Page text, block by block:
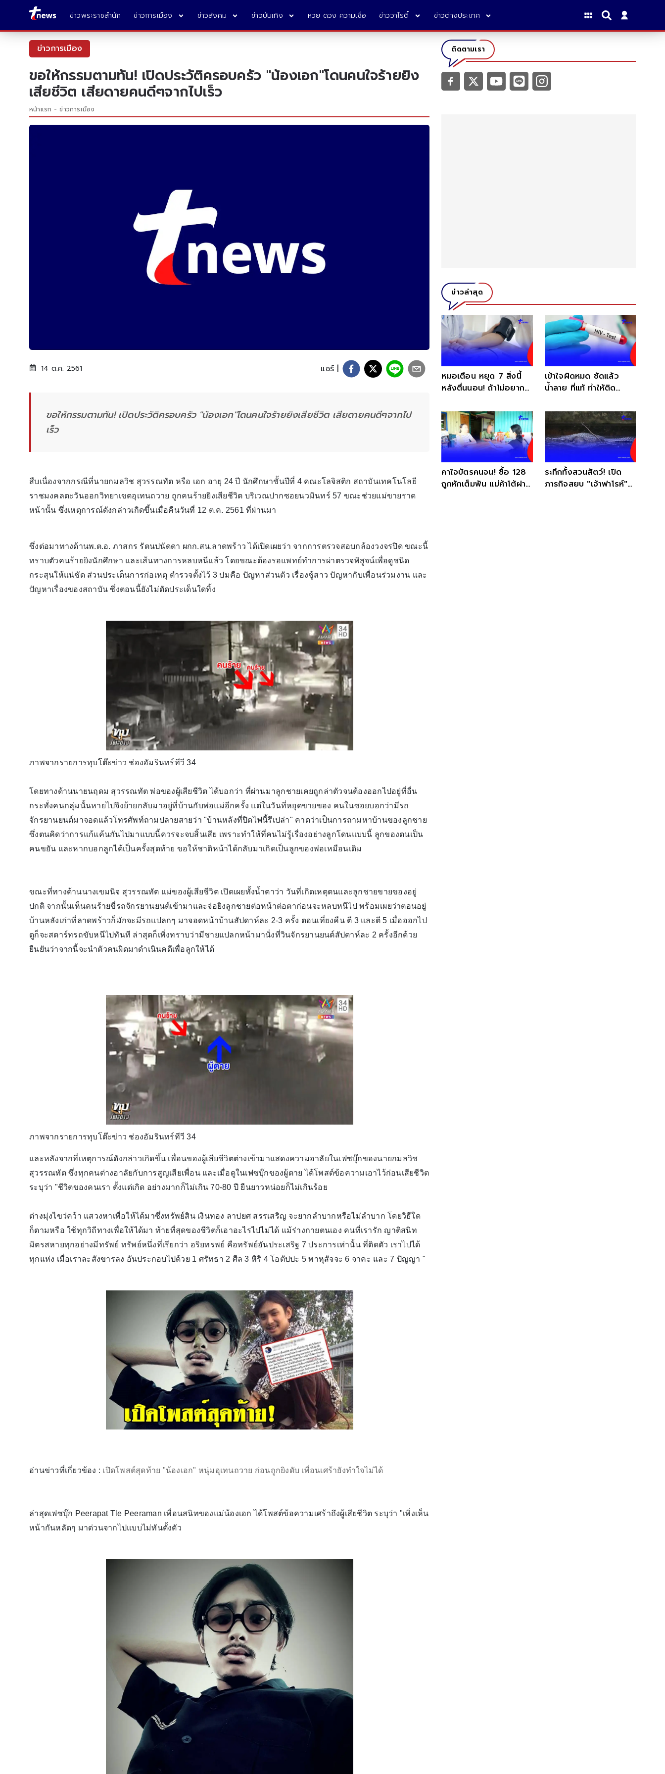
ข่าวพระราชสำนัก ข่าวการเมือง ข่าวสังคม ข่าวบันเทิง หวย ดวง ความเชื่อ ข่าววาไรตี้ ข่าวต่างประเทศ
ข่าวการเมือง
ขอให้กรรมตามทัน! เปิดประวัติครอบครัว "น้องเอก"โดนคนใจร้ายยิง
เสียชีวิต เสียดายคนดีๆจากไปเร็ว
หน้าแรก ข่าวการเมือง
14 ต.ค. 2561 แชร์ |
ขอให้กรรมตามทัน! เปิดประวัติครอบครัว "น้องเอก"โดนคนใจร้ายยิงเสียชีวิต เสียดายคนดีๆจากไป
เร็ว
สืบเนื่องจากกรณีที่นายกมลวิช สุวรรณทัต หรือ เอก อายุ 24 ปี นักศึกษาชั้นปีที่ 4 คณะโลจิสติก สถาบันเทคโนโลยี
ราชมงคลตะวันออกวิทยาเขตอุเทนถวาย ถูกคนร้ายยิงเสียชีวิต บริเวณปากซอยนวมินทร์ 57 ขณะช่วยแม่ขายราด
หน้านั้น ซึ่งเหตุการณ์ดังกล่าวเกิดขึ้นเมื่อคืนวันที่ 12 ต.ค. 2561 ที่ผ่านมา
ซึ่งต่อมาทางด้านพ.ต.อ. ภาสกร รัตนปนัดดา ผกก.สน.ลาดพร้าว ได้เปิดเผยว่า จากการตรวจสอบกล้องวงจรปิด ขณะนี้
ทราบตัวคนร้ายยิงนักศึกษา และเส้นทางการหลบหนีแล้ว โดยขณะต้องรอแพทย์ทำการผ่าตรวจพิสูจน์เพื่อดูชนิด
กระสุนให้แน่ชัด ส่วนประเด็นการก่อเหตุ ตำรวจตั้งไว้ 3 ปมคือ ปัญหาส่วนตัว เรื่องชู้สาว ปัญหากับเพื่อนร่วมงาน และ
ปัญหาเรื่องของสถาบัน ซึ่งตอนนี้ยังไม่ตัดประเด็นใดทิ้ง
ภาพจากรายการทุบโต๊ะข่าว ช่องอัมรินทร์ทีวี 34
โดยทางด้านนายนฤดม สุวรรณทัต พ่อของผู้เสียชีวิต ได้บอกว่า ที่ผ่านมาลูกชายเคยถูกล่าตัวจนต้องออกไปอยู่ที่อื่น
กระทั่งคนกลุ่มนั้นหายไปจึงย้ายกลับมาอยู่ที่บ้านกับพ่อแม่อีกครั้ง แต่ในวันที่หยุดขายของ คนในซอยบอกว่ามีรถ
จักรยานยนต์มาจอดแล้วโทรศัพท์ถามปลายสายว่า "บ้านหลังที่ปิดไฟนี้รึเปล่า" คาดว่าเป็นการถามหาบ้านของลูกชาย
ซึ่งตนคิดว่าการแก้แค้นกันไปมาแบบนี้ควรจะจบสิ้นเสีย เพราะทำให้ที่คนไม่รู้เรื่องอย่างลูกโดนแบบนี้ ลูกของตนเป็น
คนขยัน และหากบอกลูกได้เป็นครั้งสุดท้าย ขอให้ชาติหน้าได้กลับมาเกิดเป็นลูกของพ่อเหมือนเดิม
ขณะที่ทางด้านนางเขมนิจ สุวรรณทัต แม่ของผู้เสียชีวิต เปิดเผยทั้งน้ำตาว่า วันที่เกิดเหตุตนและลูกชายขายของอยู่
ปกติ จากนั้นเห็นคนร้ายขี่รถจักรยานยนต์เข้ามาและจ่อยิงลูกชายต่อหน้าต่อตาก่อนจะหลบหนีไป พร้อมเผยว่าตอนอยู่
บ้านหลังเก่าที่ลาดพร้าวก็มักจะมีรถแปลกๆ มาจอดหน้าบ้านสัปดาห์ละ 2-3 ครั้ง ตอนเที่ยงคืน ตี 3 และตี 5 เมื่อออกไป
ดูก็จะสตาร์ทรถขับหนีไปทันที ล่าสุดก็เพิ่งทราบว่ามีชายแปลกหน้ามานั่งที่วินจักรยานยนต์สัปดาห์ละ 2 ครั้งอีกด้วย
ยืนยันว่าจากนี้จะนำตัวคนผิดมาดำเนินคดีเพื่อลูกให้ได้
ภาพจากรายการทุบโต๊ะข่าว ช่องอัมรินทร์ทีวี 34
และหลังจากที่เหตุการณ์ดังกล่าวเกิดขึ้น เพื่อนของผู้เสียชีวิตต่างเข้ามาแสดงความอาลัยในเฟซบุ๊กของนายกมลวิช
สุวรรณทัต ซึ่งทุกคนต่างอาลัยกับการสูญเสียเพื่อน และเมื่อดูในเฟซบุ๊กของผู้ตาย ได้โพสต์ข้อความเอาไว้ก่อนเสียชีวิต
ระบุว่า "ชีวิตของคนเรา ตั้งแต่เกิด อย่างมากก็ไม่เกิน 70-80 ปี ยืนยาวหน่อยก็ไม่เกินร้อย
ต่างมุ่งไขว่คว้า แสวงหาเพื่อให้ได้มาซึ่งทรัพย์สิน เงินทอง ลาปยศ สรรเสริญ จะยากลำบากหรือไม่ลำบาก โดยวิธีใด
ก็ตามหรือ ใช้ทุกวิถีทางเพื่อให้ได้มา ท้ายทื่สุดของชีวิตก็เอาอะไรไปไม่ได้ แม้ร่างกายตนเอง คนที่เรารัก ญาติสนิท
มิตรสหายทุกอย่างมีทรัพย์ ทรัพย์หนึ่งที่เรียกว่า อริยทรพย์ คือทรัพย์อันประเสริฐ 7 ประการเท่านั้น ที่ติดตัว เราไปได้
ทุกแห่ง เมื่อเราละสังขารลง อันประกอบไปด้วย 1 ศรัทธา 2 ศีล 3 หิริ 4 โอตัปปะ 5 พาหุสัจจะ 6 จาคะ และ 7 ปัญญา "
อ่านข่าวที่เกี่ยวข้อง : เปิดโพสต์สุดท้าย "น้องเอก" หนุ่มอุเทนถวาย ก่อนถูกยิงดับ เพื่อนเศร้ายังทำใจไม่ได้
ล่าสุดเฟซบุ๊ก Peerapat Tle Peeraman เพื่อนสนิทของแม่น้องเอก ได้โพสต์ข้อความเศร้าถึงผู้เสียชีวิต ระบุว่า "เพิ่งเห็น
หน้ากันหลัดๆ มาด่วนจากไปแบบไม่ทันตั้งตัว
ติดตามเรา
ข่าวล่าสุด
หมอเตือน หยุด 7 สิ่งนี้
หลังตื่นนอน! ถ้าไม่อยาก
เข้าใจผิดหมด ชัดแล้ว
น้ำลาย ที่แท้ ทำให้ติด
คาใจบัตรคนจน! ซื้อ 128
ถูกหักเต็มพัน แม่ค้าโต้ฝาก
ระทึกทั้งสวนสัตว์! เปิด
ภารกิจสยบ "เจ้าฟาโรห์"